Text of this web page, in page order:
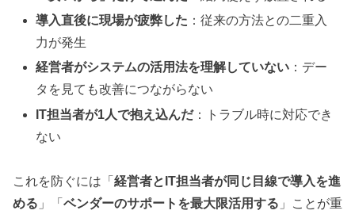
導入直後に現場が疲弊した ：従来の方法との二重入
力が発生
経営者がシステムの活用法を理解していない ：デー
タを見ても改善につながらない
IT担当者が1人で抱え込んだ：トラブル時に対応でき
ない
これを防ぐには「 経営者とIT担当者が同じ目線で導入を進
める 」「 ベンダーのサポートを最大限活用する 」ことが重